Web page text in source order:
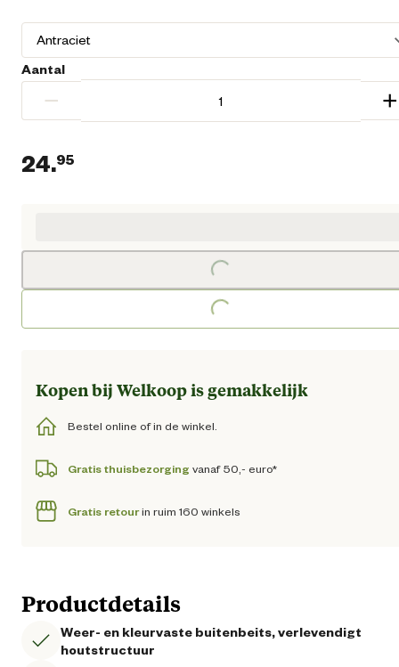
Aantal
− +
24.95
Loading...
Loading...
Kopen bij Welkoop is gemakkelijk
Bestel online of in de winkel.
Gratis thuisbezorging vanaf 50,- euro*
Gratis retourin ruim 160 winkels
Productdetails
Weer- en kleurvaste buitenbeits, verlevendigt
houtstructuur